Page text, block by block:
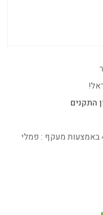
התקנים
הסנן מתאים גם למתקני תמי4 באמצעות מעקף : פמלי